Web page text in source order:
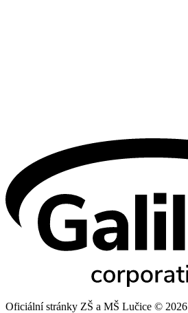
Oficiální stránky ZŠ a MŠ Lučice © 2026